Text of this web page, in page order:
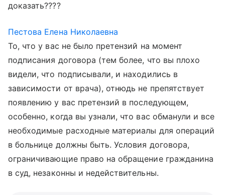
доказать????
Пестова Елена Николаевна
То, что у вас не было претензий на момент
подписания договора (тем более, что вы плохо
видели, что подписывали, и находились в
зависимости от врача), отнюдь не препятствует
появлению у вас претензий в последующем,
особенно, когда вы узнали, что вас обманули и все
необходимые расходные материалы для операций
в больнице должны быть. Условия договора,
ограничивающие право на обращение гражданина
в суд, незаконны и недействительны.